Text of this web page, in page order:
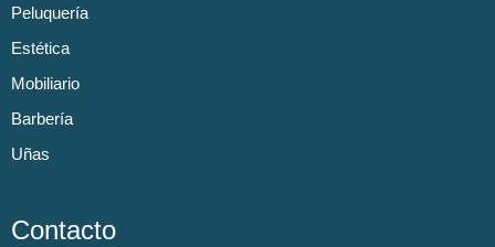
Peluquería
Estética
Mobiliario
Barbería
Uñas
Contacto